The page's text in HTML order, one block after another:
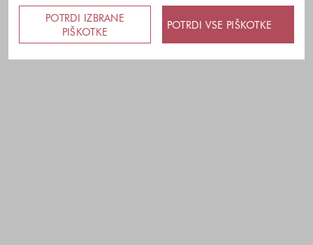
POTRDI IZBRANE
PIŠKOTKE
POTRDI VSE PIŠKOTKE